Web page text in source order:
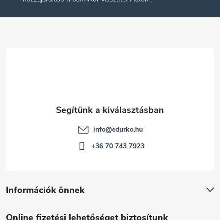
é
Információk önnek
Online fizetési lehetőséget biztosítunk
info@edurko.hu
+36 70 743 7923